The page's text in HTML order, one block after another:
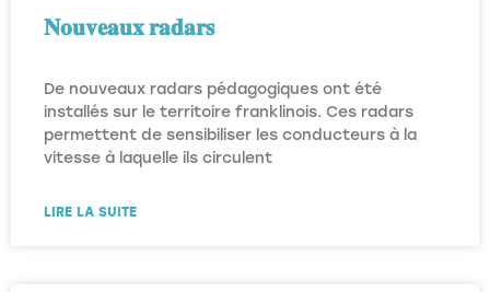
𝐍𝐨𝐮𝐯𝐞𝐚𝐮𝐱 𝐫𝐚𝐝𝐚𝐫𝐬
De nouveaux radars pédagogiques ont été
installés sur le territoire franklinois. Ces radars
permettent de sensibiliser les conducteurs à la
vitesse à laquelle ils circulent
LIRE LA SUITE